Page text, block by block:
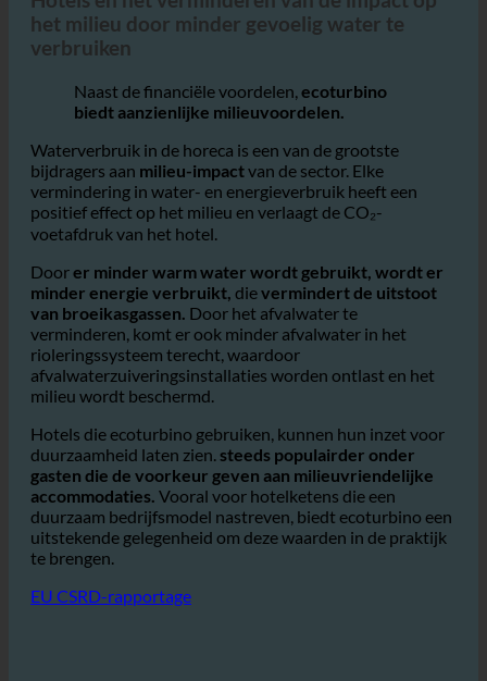
3. Hotels en vermindering van de milieu-impact
Hotels en het verminderen van de impact op
verbruiken
Naast de financiële voordelen,ecoturbino
biedt aanzienlijke milieuvoordelen.
Waterverbruik in de horeca is een van de grootste
bijdragers aan milieu-impactvan de sector. Elke
vermindering in water- en energieverbruik heeft een
positief effect op het milieu en verlaagt de CO₂-
voetafdruk van het hotel.
Doorer minder warm water wordt gebruikt, wordt er
minder energie verbruikt,dievermindert de uitstoot
van broeikasgassen.Door het afvalwater te
verminderen, komt er ook minder afvalwater in het
rioleringssysteem terecht, waardoor
afvalwaterzuiveringsinstallaties worden ontlast en het
milieu wordt beschermd.
Hotels die ecoturbino gebruiken, kunnen hun inzet voor
duurzaamheid laten zien.steeds populairder onder
gasten die de voorkeur geven aan milieuvriendelijke
accommodaties.Vooral voor hotelketens die een
duurzaam bedrijfsmodel nastreven, biedt ecoturbino een
uitstekende gelegenheid om deze waarden in de praktijk
te brengen.